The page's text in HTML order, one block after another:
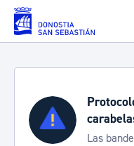
Saltar al contenido
Las